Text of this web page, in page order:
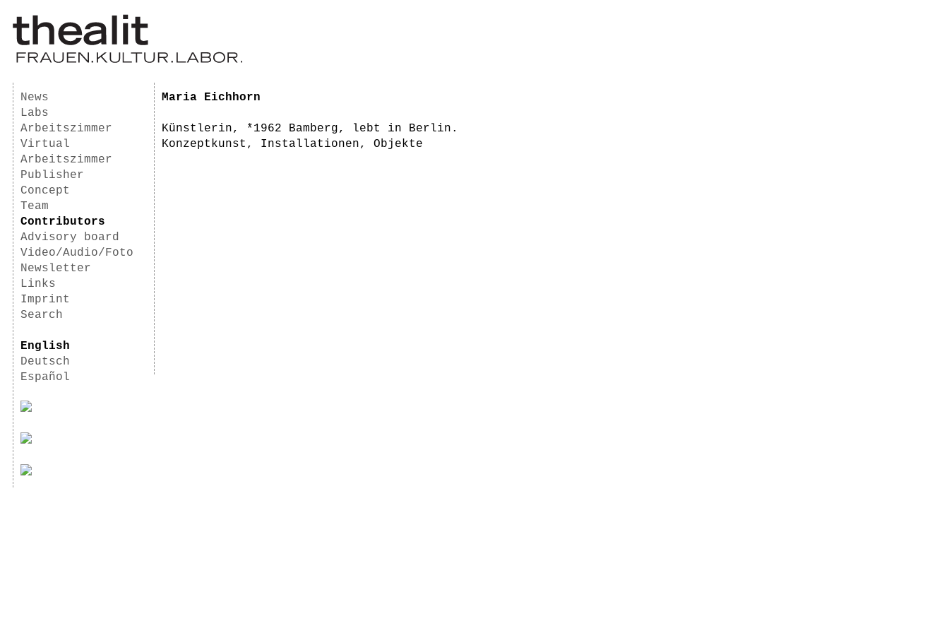
News
Labs
Arbeitszimmer
Virtual
Arbeitszimmer
Publisher
Concept
Team
Contributors
Advisory board
Video/Audio/Foto
Newsletter
Links
Imprint
Search
English
Deutsch
Español
Maria Eichhorn
Künstlerin, *1962 Bamberg, lebt in Berlin.
Konzeptkunst, Installationen, Objekte